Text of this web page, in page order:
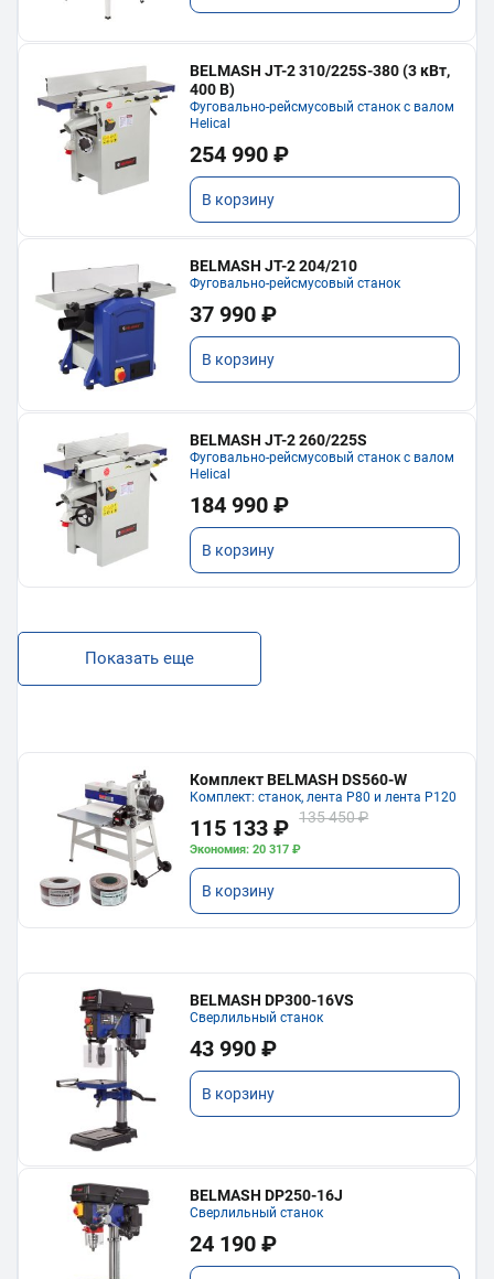
BELMASH JT-2 310/225S-380 (3 кВт,
400 В)
Фуговально-рейсмусовый станок с валом
Helical
254 990 ₽
В корзину
BELMASH JT-2 204/210
Фуговально-рейсмусовый станок
37 990 ₽
В корзину
BELMASH JT-2 260/225S
Фуговально-рейсмусовый станок с валом
Helical
184 990 ₽
В корзину
Показать еще
Комплект BELMASH DS560-W
Комплект: станок, лента P80 и лента P120
115 133 ₽ 135 450 ₽
Экономия: 20 317 ₽
В корзину
BELMASH DP300-16VS
Сверлильный станок
43 990 ₽
В корзину
BELMASH DP250-16J
Сверлильный станок
24 190 ₽